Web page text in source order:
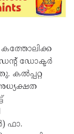
കത്തോലിക്ക
ഡോക്ടർ
കൽപ്പറ്റ
ഫാ.